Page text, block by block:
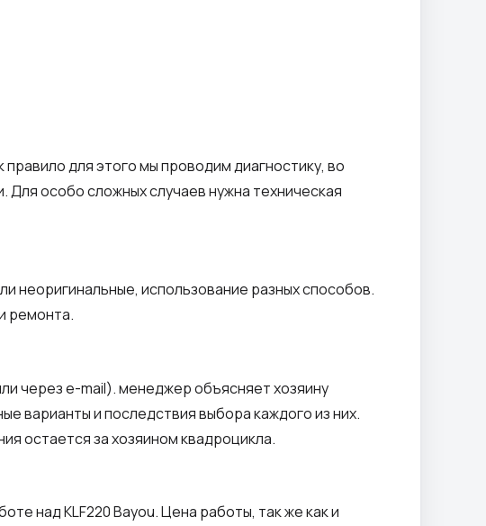
для этого мы проводим диагностику, во
особо сложных случаев нужна техническая
неоригинальные, использование разных способов.
ремонта.
через e-mail). менеджер объясняет хозяину
и последствия выбора каждого из них.
остается за хозяином квадроцикла.
над KLF220 Bayou. Цена работы, так же как и